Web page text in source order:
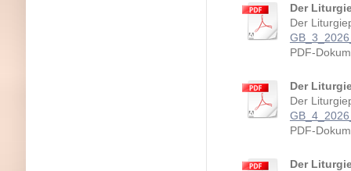
Der
Der
PDF-
Der
Der
PDF-
Der